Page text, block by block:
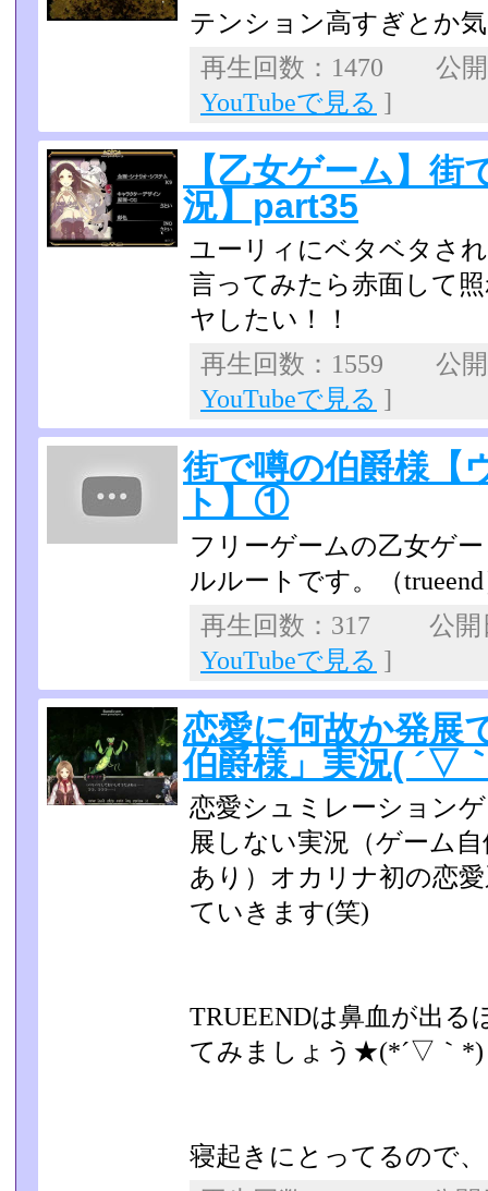
テンション高すぎとか
再生回数：1470 公
YouTubeで見る ]
【乙女ゲーム】街
況】part35
ユーリィにベタベタさ
言ってみたら赤面して
ヤしたい！！
再生回数：1559 公
YouTubeで見る ]
街で噂の伯爵様【
ト】①
フリーゲームの乙女ゲ
ルルートです。（
再生回数：317 公
YouTubeで見る ]
恋愛に何故か発展
伯爵様」実況( ´▽
恋愛シュミレーション
展しない実況（ゲーム
あり）オカリナ初の恋
ていきます(笑)
TRUEENDは鼻血が出
てみましょう★(*´▽｀*)
寝起きにとってるので